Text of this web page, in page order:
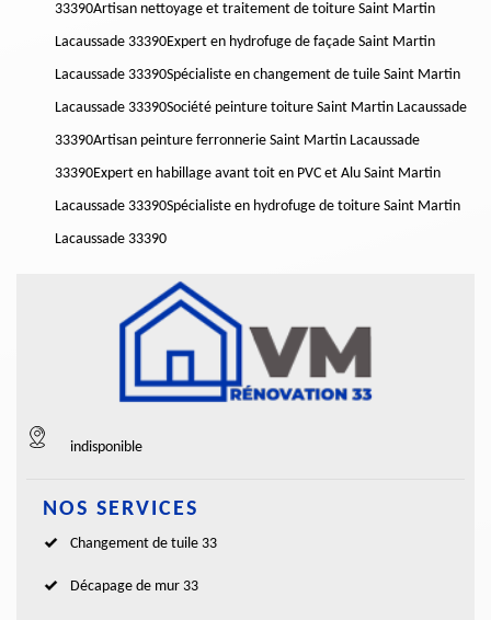
33390Artisan nettoyage et traitement de toiture Saint Martin
Lacaussade 33390Expert en hydrofuge de façade Saint Martin
Lacaussade 33390Spécialiste en changement de tuile Saint Martin
Lacaussade 33390Société peinture toiture Saint Martin Lacaussade
33390Artisan peinture ferronnerie Saint Martin Lacaussade
33390Expert en habillage avant toit en PVC et Alu Saint Martin
Lacaussade 33390Spécialiste en hydrofuge de toiture Saint Martin
Lacaussade 33390
indisponible
NOS SERVICES
Changement de tuile 33
Décapage de mur 33